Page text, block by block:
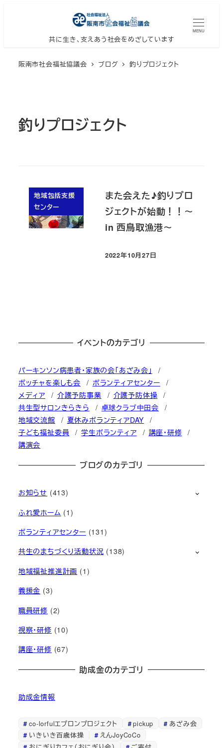
共に生き、支えあう社会をめざしています
MENU
阪南市社会福祉協議会 ブログ 釣りプロジェクト
釣りプロジェクト
地域包括支援
センター
また会えた♪釣りプロ
ジェクトが始動！！～
in 西鳥取漁港～
投稿日
2022年10月27日
イベントのカテゴリ
パーキンソン病患者・家族の会「あざみ会」
ボッチャを楽しも会
ボランティアセンター
メディア
介護予防事業
介護予防体操
共生型サロンきらきら
卓球クラブ中田会
地域交流館
夏休みボランティアDAY
子ども福祉委員
学生ボランティア
講座・研修
講演会
ブログのカテゴリ
お知らせ (413)
ふれ愛ホーム (1)
ボランティアセンター (131)
共生のまちづくり活動状況 (138)
地域福祉推進計画 (1)
義援金 (3)
職員研修 (2)
視察・研修 (10)
講座・研修 (67)
助成金のカテゴリ
助成金情報
co-lorfulエプロンプロジェクト pickup
あざみ会
いきいき百歳体操
えんJoyCoCo